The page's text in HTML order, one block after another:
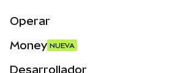
Operar
Money NUEVA
Desarrollador